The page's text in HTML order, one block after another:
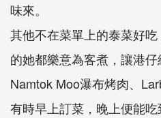
味來。
其他不在菜單上的泰菜好
的她都樂意為客煮，讓港
Namtok Moo瀑布烤肉、
有時早上訂菜，晚上便能吃